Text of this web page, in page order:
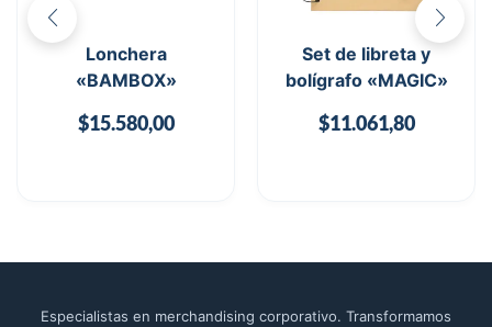
Lonchera
«BAMBOX»
$15.580,00
Set de libreta y
bolígrafo «MAGIC»
$11.061,80
Especialistas en merchandising corporativo. Transformamos